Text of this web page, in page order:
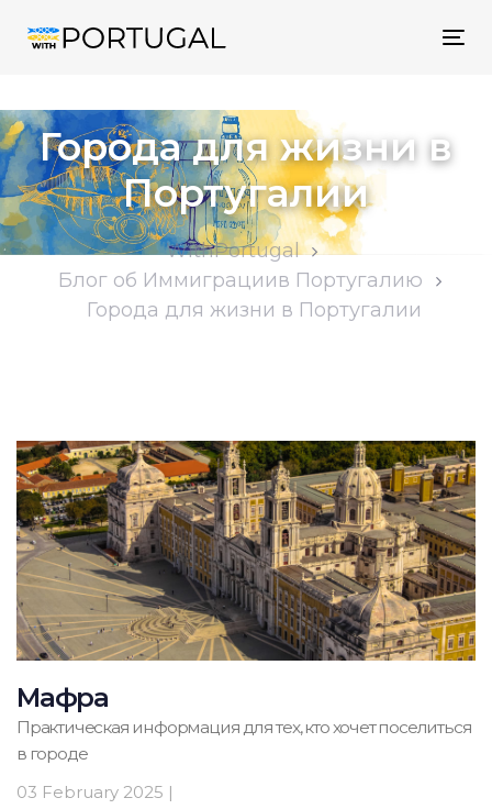
Города для жизни в
Португалии
WithPortugal
Блог об Иммиграциив Португалию
Города для жизни в Португалии
Мафра
Практическая информация для тех, кто хочет поселиться
в городе
03 February 2025 |